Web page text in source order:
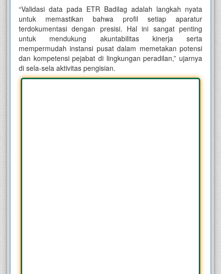
“Validasi data pada ETR Badilag adalah langkah nyata
untuk memastikan bahwa profil setiap aparatur
terdokumentasi dengan presisi. Hal ini sangat penting
untuk mendukung akuntabilitas kinerja serta
mempermudah instansi pusat dalam memetakan potensi
dan kompetensi pejabat di lingkungan peradilan,” ujarnya
di sela-sela aktivitas pengisian.